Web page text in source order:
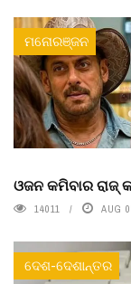
ମନୋରଞ୍ଜନ
ଓଜନ କମିବାର ରାଜ୍
14011 AUG
ଦେଶ-ଦେଶାନ୍ତର